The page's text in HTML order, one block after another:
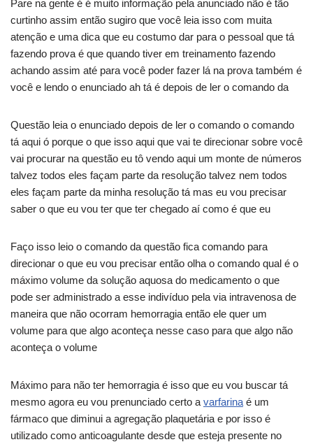
Pare na gente é é muito informação pela anunciado não é tão
curtinho assim então sugiro que você leia isso com muita
atenção e uma dica que eu costumo dar para o pessoal que tá
fazendo prova é que quando tiver em treinamento fazendo
achando assim até para você poder fazer lá na prova também é
você e lendo o enunciado ah tá é depois de ler o comando da
Questão leia o enunciado depois de ler o comando o comando
tá aqui ó porque o que isso aqui que vai te direcionar sobre você
vai procurar na questão eu tô vendo aqui um monte de números
talvez todos eles façam parte da resolução talvez nem todos
eles façam parte da minha resolução tá mas eu vou precisar
saber o que eu vou ter que ter chegado aí como é que eu
Faço isso leio o comando da questão fica comando para
direcionar o que eu vou precisar então olha o comando qual é o
máximo volume da solução aquosa do medicamento o que
pode ser administrado a esse indivíduo pela via intravenosa de
maneira que não ocorram hemorragia então ele quer um
volume para que algo aconteça nesse caso para que algo não
aconteça o volume
Máximo para não ter hemorragia é isso que eu vou buscar tá
mesmo agora eu vou prenunciado certo a varfarina é um
fármaco que diminui a agregação plaquetária e por isso é
utilizado como anticoagulante desde que esteja presente no